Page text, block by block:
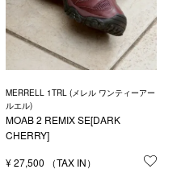
お気に入りに登録する
MERRELL 1TRL (メレル ワンティーアー
ルエル)
MOAB 2 REMIX SE[DARK
CHERRY]
¥27,500